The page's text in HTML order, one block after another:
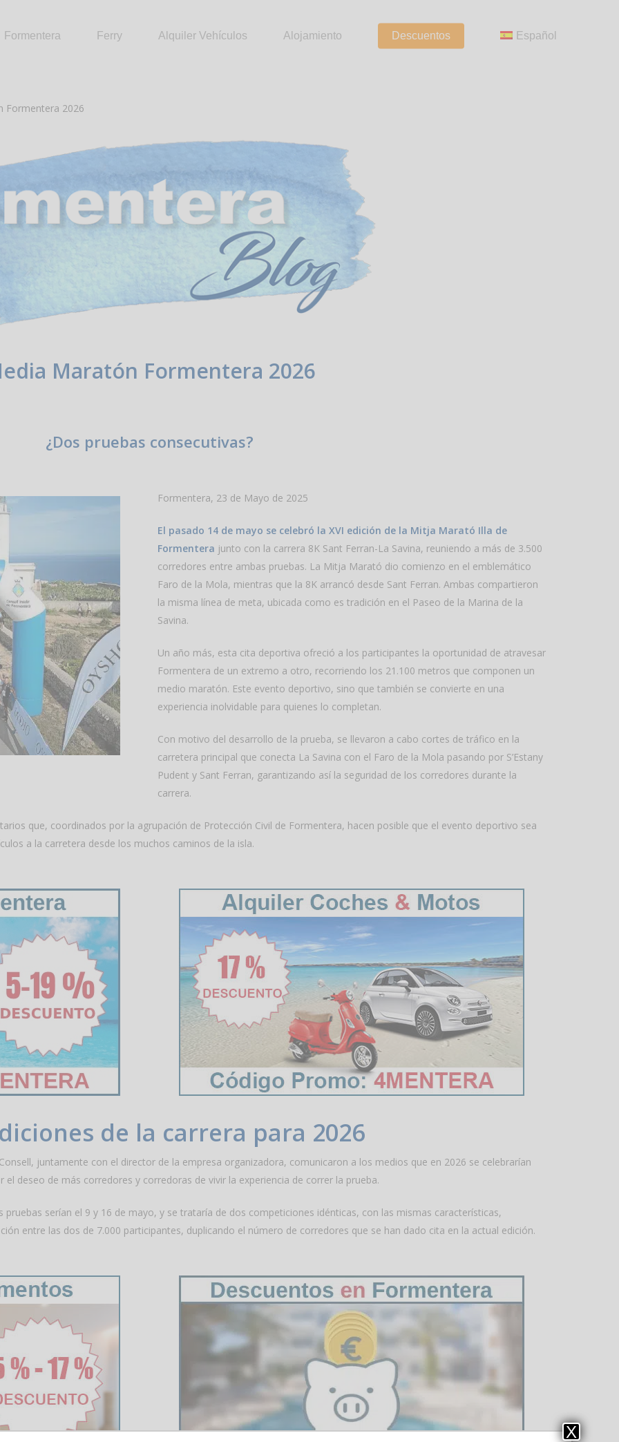
Formentera Ferry Alquiler Vehículos Alojamiento Descuentos Español
Formentera 2026
Maratón Formentera 2026
¿Dos pruebas consecutivas?
Formentera, 23 de Mayo de 2025
El pasado 14 de mayo se celebró la XVI edición de la Mitja Marató Illa de
Formentera junto con la carrera 8K Sant Ferran-La Savina, reuniendo a más de 3.500
corredores entre ambas pruebas. La Mitja Marató dio comienzo en el emblemático
Faro de la Mola, mientras que la 8K arrancó desde Sant Ferran. Ambas compartieron
la misma línea de meta, ubicada como es tradición en el Paseo de la Marina de la
Savina.
Un año más, esta cita deportiva ofreció a los participantes la oportunidad de atravesar
Formentera de un extremo a otro, recorriendo los 21.100 metros que componen un
medio maratón. Este evento deportivo, sino que también se convierte en una
experiencia inolvidable para quienes lo completan.
Con motivo del desarrollo de la prueba, se llevaron a cabo cortes de tráfico en la
carretera principal que conecta La Savina con el Faro de la Mola pasando por S’Estany
Pudent y Sant Ferran, garantizando así la seguridad de los corredores durante la
carrera.
que, coordinados por la agrupación de Protección Civil de Formentera, hacen posible que el evento deportivo sea
a la carretera desde los muchos caminos de la isla.
de la carrera para 2026
juntamente con el director de la empresa organizadora, comunicaron a los medios que en 2026 se celebrarían
deseo de más corredores y corredoras de vivir la experiencia de correr la prueba.
serían el 9 y 16 de mayo, y se trataría de dos competiciones idénticas, con las mismas características,
entre las dos de 7.000 participantes, duplicando el número de corredores que se han dado cita en la actual edición.
X